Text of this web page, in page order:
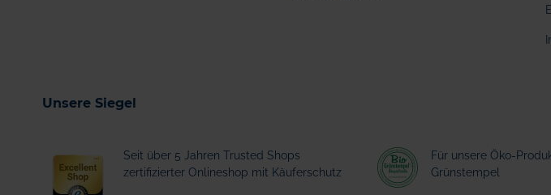
Unsere Siegel
Seit über 5 Jahren Trusted Shops
zertifizierter Onlineshop mit Käuferschutz
Für unsere Öko-
Grünstempel